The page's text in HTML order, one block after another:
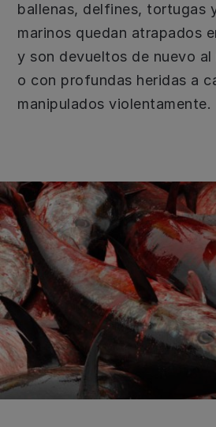
ballenas, delfines, tortugas
marinos quedan atrapados
y son devueltos de nuevo al
o con profundas heridas a
manipulados violentamente.